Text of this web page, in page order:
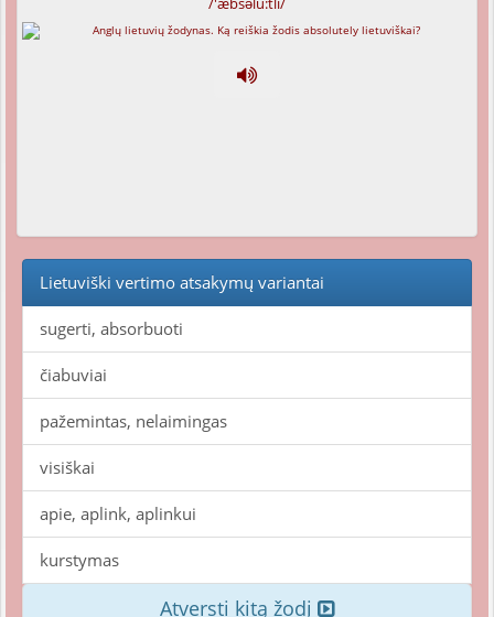
Lietuviški vertimo atsakymų variantai
sugerti, absorbuoti
čiabuviai
pažemintas, nelaimingas
visiškai
apie, aplink, aplinkui
kurstymas
Atversti kitą žodį